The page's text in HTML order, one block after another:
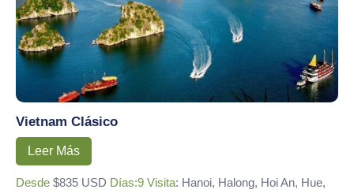
Vietnam Clásico
Leer Más
Desde $835 USD Días:9 Visita: Hanoi, Halong, Hoi An, Hue,